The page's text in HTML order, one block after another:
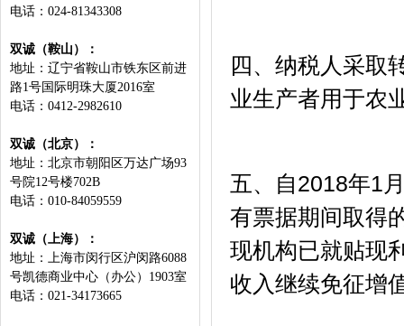
电话：024-81343308
双诚（鞍山）：
地址：辽宁省鞍山市铁东区前进
路1号国际明珠大厦2016室
电话：0412-2982610
双诚（北京）：
地址：北京市朝阳区万达广场93
号院12号楼702B
电话：010-84059559
双诚（上海）：
地址：上海市闵行区沪闵路6088
号凯德商业中心（办公）1903室
电话：021-34173665
四、纳税人采取
业生产者用于农
五、自2018年1
有票据期间取得
现机构已就贴现
收入继续免征增